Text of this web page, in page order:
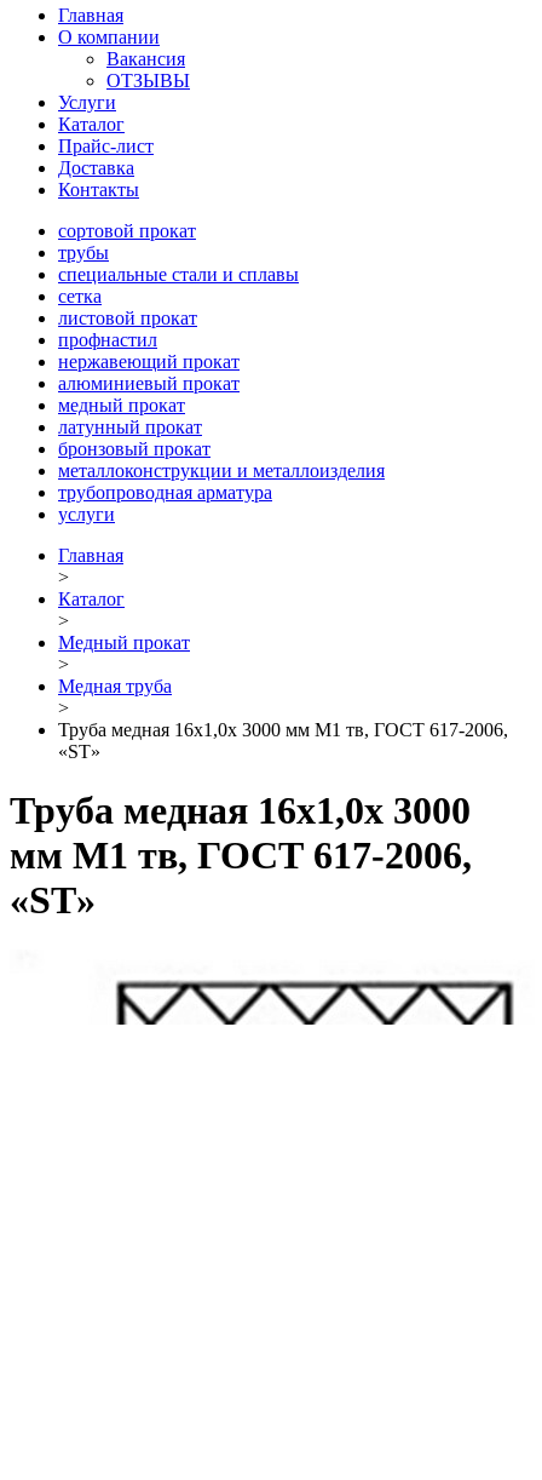
Главная
О компании
Вакансия
ОТЗЫВЫ
Услуги
Каталог
Прайс-лист
Доставка
Контакты
сортовой прокат
трубы
специальные стали и сплавы
сетка
листовой прокат
профнастил
нержавеющий прокат
алюминиевый прокат
медный прокат
латунный прокат
бронзовый прокат
металлоконструкции и металлоизделия
трубопроводная арматура
услуги
Главная
>
Каталог
>
Медный прокат
>
Медная труба
>
Труба медная 16х1,0х 3000 мм М1 тв, ГОСТ 617-2006,
«ST»
Труба медная 16х1,0х 3000
мм М1 тв, ГОСТ 617-2006,
«ST»